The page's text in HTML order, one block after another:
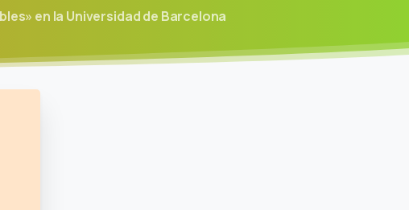
en la Universidad de Barcelona